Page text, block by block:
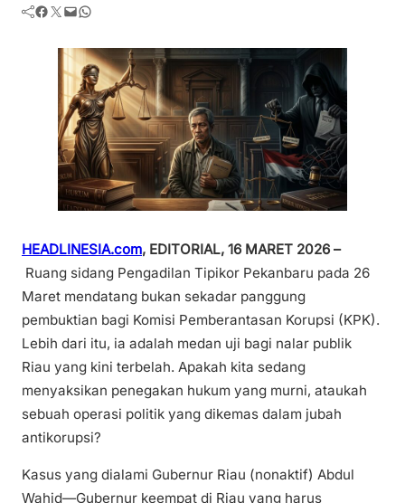
Facebook Twitter Mail WhatsApp
HEADLINESIA.com, EDITORIAL, 16 MARET 2026 –
Ruang sidang Pengadilan Tipikor Pekanbaru pada 26
Maret mendatang bukan sekadar panggung
pembuktian bagi Komisi Pemberantasan Korupsi (KPK).
Lebih dari itu, ia adalah medan uji bagi nalar publik
Riau yang kini terbelah. Apakah kita sedang
menyaksikan penegakan hukum yang murni, ataukah
sebuah operasi politik yang dikemas dalam jubah
antikorupsi?
Kasus yang dialami Gubernur Riau (nonaktif) Abdul
Wahid—Gubernur keempat di Riau yang harus